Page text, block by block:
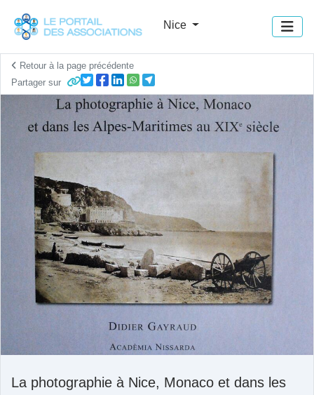
Nice
Retour à la page précédente
Partager sur
La photographie à Nice, Monaco et dans les